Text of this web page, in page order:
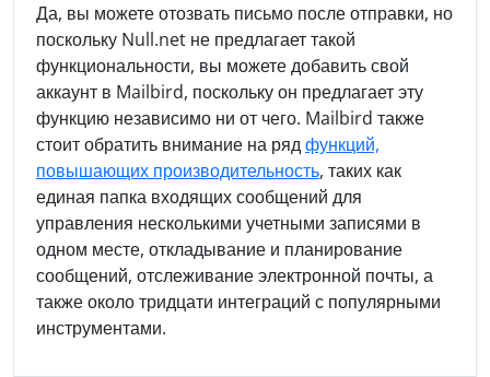
Да, вы можете отозвать письмо после отправки, но
поскольку Null.net не предлагает такой
функциональности, вы можете добавить свой
аккаунт в Mailbird, поскольку он предлагает эту
функцию независимо ни от чего. Mailbird также
стоит обратить внимание на рядфункций,
повышающих производительность, таких как
единая папка входящих сообщений для
управления несколькими учетными записями в
одном месте, откладывание и планирование
сообщений, отслеживание электронной почты, а
также около тридцати интеграций с популярными
инструментами.